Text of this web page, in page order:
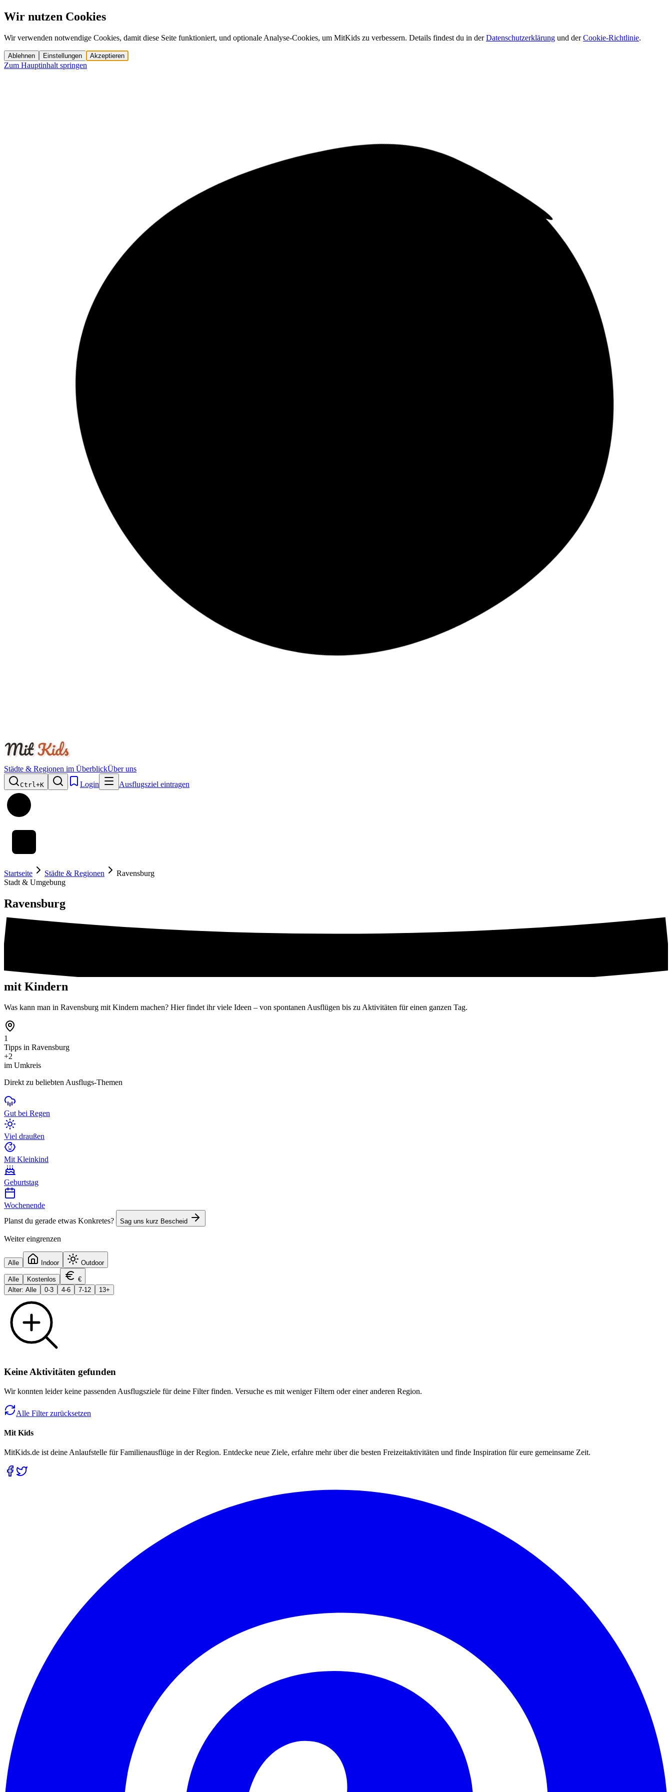
Wir nutzen Cookies
Wir verwenden notwendige Cookies, damit diese Seite funktioniert, und optionale Analyse-Cookies, um MitKids zu verbessern. Details findest du in der Datenschutzerklärung und der Cookie-Richtlinie.
Ablehnen Einstellungen Akzeptieren
Zum Hauptinhalt springen
Städte & Regionen im ÜberblickÜber uns
Ctrl+K Login Ausflugsziel eintragen
Startseite Städte & Regionen
Ravensburg
Stadt & Umgebung
Ravensburg
mit Kindern
Was kann man in Ravensburg mit Kindern machen? Hier findet ihr viele Ideen – von spontanen Ausflügen bis zu Aktivitäten für einen ganzen Tag.
1
Tipps in Ravensburg
+2
im Umkreis
Direkt zu beliebten Ausflugs-Themen
Gut bei Regen
Viel draußen
Mit Kleinkind
Geburtstag
Wochenende
Planst du gerade etwas Konkretes?
Sag uns kurz Bescheid
Weiter eingrenzen
Alle Indoor Outdoor
Alle Kostenlos
€
Alter: Alle
0-3 4-6 7-12 13+
Keine Aktivitäten gefunden
Wir konnten leider keine passenden Ausflugsziele für deine Filter finden. Versuche es mit weniger Filtern oder einer anderen Region.
Alle Filter zurücksetzen
Mit Kids
MitKids.de ist deine Anlaufstelle für Familienausflüge in der Region. Entdecke neue Ziele, erfahre mehr über die besten Freizeitaktivitäten und finde Inspiration für eure gemeinsame Zeit.